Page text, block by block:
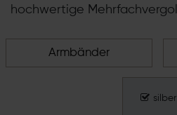
hochwertige
Armbänder
silber